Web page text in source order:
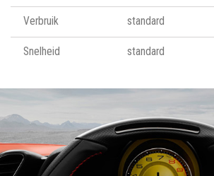
Verbruik standard
Snelheid standard